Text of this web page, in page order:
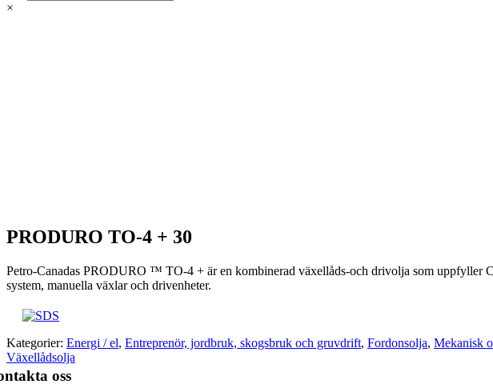
×
PRODURO TO-4 + 30
Petro-Canadas PRODURO ™ TO-4 + är en kombinerad växellåds-och drivolja som
system, manuella växlar och drivenheter.
Kategorier: Energi / el, Entreprenör, jordbruk, skogsbruk och gruvdrift, Fordonsolja, Mekanisk
Växellådsolja
oss